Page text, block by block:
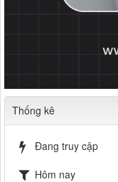
Thống kê
Đang truy cập
Hôm nay